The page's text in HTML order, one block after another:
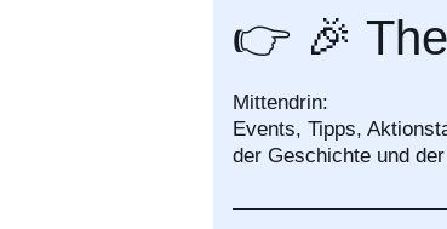
👉 🎉
Mittendrin:
Events, Tipps,
der Geschichte und